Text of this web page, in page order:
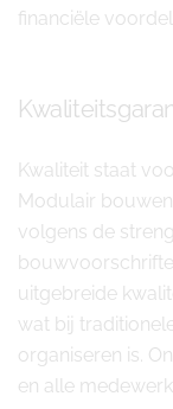
financiële
Kwaliteit staat
Modulair
volgens de
uitgebreide
wat bij
organiseren is.
en alle